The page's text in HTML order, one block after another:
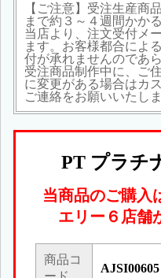
【ご注意】受注生産商
まで約３～４週間かか
当店より、注文受付メ
ます。お客様都合によ
付が承れませんのであ
受注商品制作中に、ご
に変更がある場合はカ
ご連絡をお願いいたしま
PT プラチ
当商品のご購入
エリー６店舗
商品コ
AJSI00605